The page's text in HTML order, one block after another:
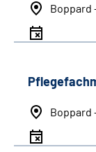
Boppard
Boppard